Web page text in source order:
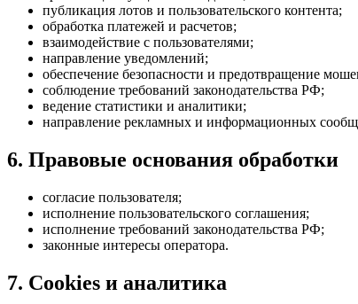
публикация лотов и пользовательского контента;
обработка платежей и расчетов;
взаимодействие с пользователями;
направление уведомлений;
обеспечение безопасности и предотвращение
соблюдение требований законодательства РФ;
ведение статистики и аналитики;
направление рекламных и информационных
6. Правовые основания обработки
согласие пользователя;
исполнение пользовательского соглашения;
исполнение требований законодательства РФ;
законные интересы оператора.
7. Cookies и аналитика